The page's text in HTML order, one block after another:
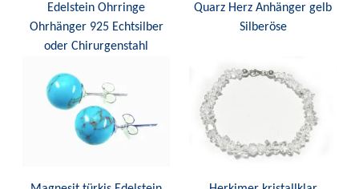
Edelstein Ohrringe
Ohrhänger 925 Echtsilber
oder Chirurgenstahl
Quarz Herz Anhänger gelb
Silberöse